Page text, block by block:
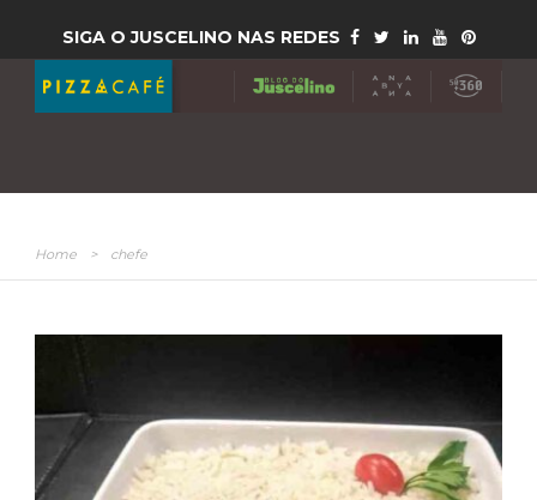
SIGA O JUSCELINO NAS REDES
Home > chefe